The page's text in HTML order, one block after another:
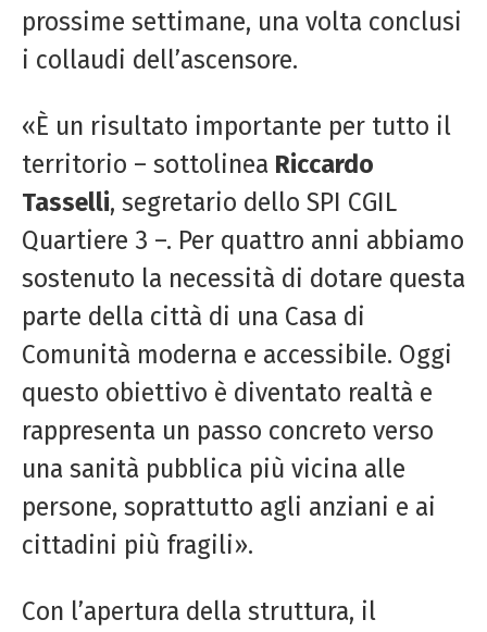
prossime settimane, una volta conclusi
i collaudi dell’ascensore.
«È un risultato importante per tutto il
territorio – sottolinea Riccardo
Tasselli, segretario dello SPI CGIL
Quartiere 3 –. Per quattro anni abbiamo
sostenuto la necessità di dotare questa
parte della città di una Casa di
Comunità moderna e accessibile. Oggi
questo obiettivo è diventato realtà e
rappresenta un passo concreto verso
una sanità pubblica più vicina alle
persone, soprattutto agli anziani e ai
cittadini più fragili».
Con l’apertura della struttura, il